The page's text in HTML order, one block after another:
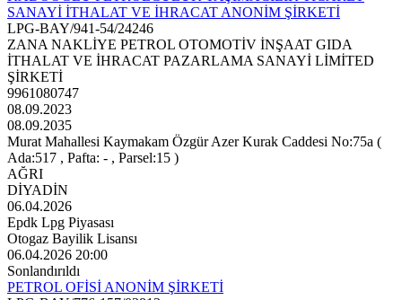
SANAYİ İTHALAT VE İHRACAT ANONİM ŞİRKETİ
LPG-BAY/941-54/24246
ZANA NAKLİYE PETROL OTOMOTİV İNŞAAT GIDA
İTHALAT VE İHRACAT PAZARLAMA SANAYİ LİMİTED
ŞİRKETİ
9961080747
08.09.2023
08.09.2035
Murat Mahallesi Kaymakam Özgür Azer Kurak Caddesi No:75a (
Ada:517 , Pafta: - , Parsel:15 )
AĞRI
DİYADİN
06.04.2026
Epdk Lpg Piyasası
Otogaz Bayilik Lisansı
06.04.2026 20:00
Sonlandırıldı
PETROL OFİSİ ANONİM ŞİRKETİ